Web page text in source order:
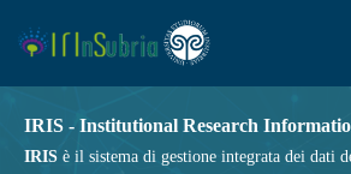
IRIS - Institutional Research
IRIS è il sistema di gestione integrata dei dati